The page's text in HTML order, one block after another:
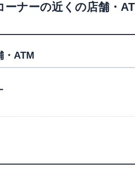
ーナーの近くの店舗・
・ATM